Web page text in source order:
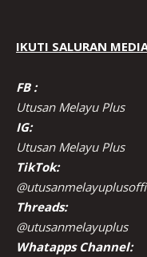
IKUTI SALURAN
FB :
Utusan Melayu Plus
IG:
Utusan Melayu Plus
TikTok:
Threads:
@utusanmelayuplus
Whatapps Channel: